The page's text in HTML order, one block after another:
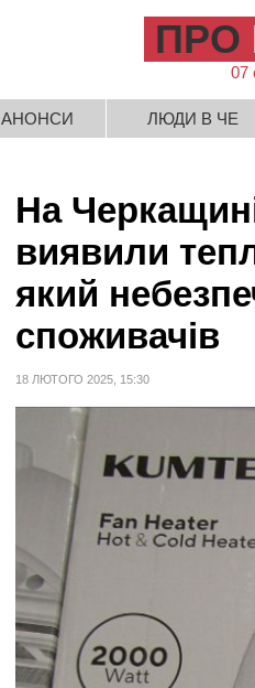
ПРО
07
АНОНСИ ЛЮДИ В ЧЕ
На
виявили
який
споживачів
18 ЛЮТОГО 2025, 15:30